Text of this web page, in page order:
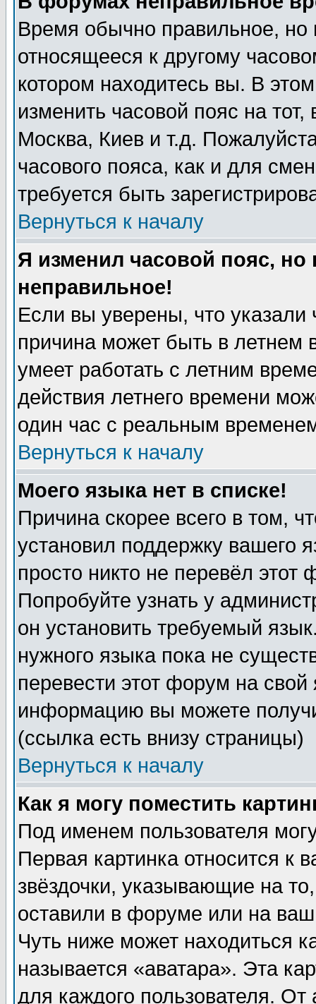
Время обычно правильное,
относящееся к другому
котором находитесь вы. В
изменить часовой пояс на
Москва, Киев и т.д.
часового пояса, как и для
требуется быть
Вернуться к началу
Я изменил часовой пояс, но
неправильное!
Если вы уверены, что указали
причина может быть в
умеет работать с летним
действия летнего времени
один час с реальным
Вернуться к началу
Моего языка нет в списке!
Причина скорее всего в том,
установил поддержку вашего
просто никто не перевёл
Попробуйте узнать у
он установить требуемый
нужного языка пока не
перевести этот форум на
информацию вы можете
(ссылка есть внизу страницы)
Вернуться к началу
Как я могу поместить
Под именем пользователя
Первая картинка относится к
звёздочки, указывающие на
оставили в форуме или на
Чуть ниже может находиться
называется «аватара». Эта
для каждого пользователя. От